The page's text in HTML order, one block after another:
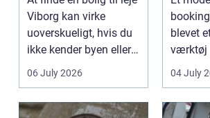
Viborg kan virke
uoverskueligt, hvis du
ikke kender byen eller
det lokale...
06 July 2026
blevet
værktøj
beh...
04 July